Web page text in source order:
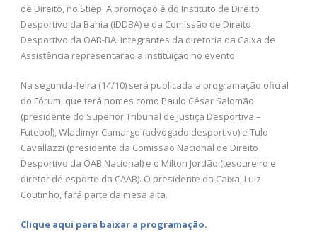
de Direito, no Stiep. A promoção é do Instituto de Direito
Desportivo da Bahia (IDDBA) e da Comissão de Direito
Desportivo da OAB-BA. Integrantes da diretoria da Caixa de
Assistência representarão a instituição no evento.
Na segunda-feira (14/10) será publicada a programação oficial
do Fórum, que terá nomes como Paulo César Salomão
(presidente do Superior Tribunal de Justiça Desportiva –
Futebol), Wladimyr Camargo (advogado desportivo) e Tulo
Cavallazzi (presidente da Comissão Nacional de Direito
Desportivo da OAB Nacional) e o Milton Jordão (tesoureiro e
diretor de esporte da CAAB). O presidente da Caixa, Luiz
Coutinho, fará parte da mesa alta.
Clique aqui para baixar a programação.